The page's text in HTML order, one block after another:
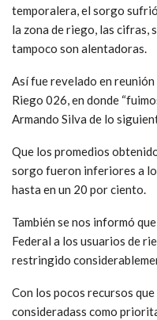
temporalera, el sorgo
la zona de riego, las cifras,
tampoco son alentadoras.
Así fue revelado en
Riego 026, en donde
Armando Silva de lo
Que los promedios
sorgo fueron inferiores a
hasta en un 20 por ciento.
También se nos informó
Federal a los usuarios de
restringido
Con los pocos recursos
consideradass como